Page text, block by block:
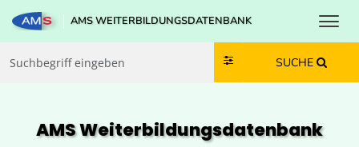
Zum Inhalt springen
Zum Navmenü springen
Zur Suche springen
Zur Footer springen
AMS WEITERBILDUNGSDATENBANK
SUCHE
AMS Weiterbildungs­datenbank